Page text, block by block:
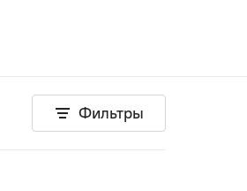
Фильтры